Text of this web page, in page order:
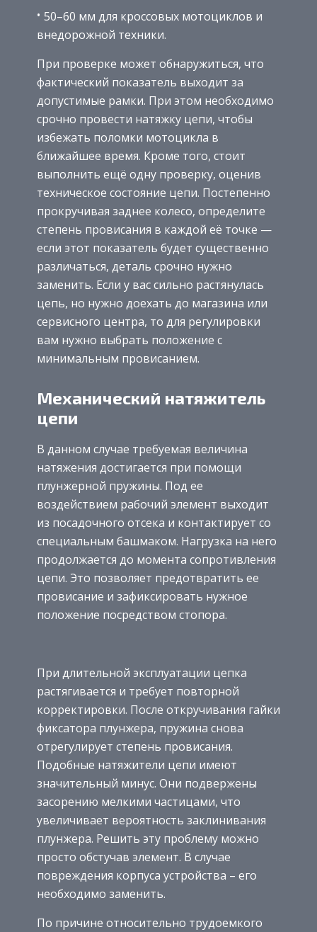
50–60 мм для кроссовых мотоциклов и
внедорожной техники.
При проверке может обнаружиться, что
фактический показатель выходит за
допустимые рамки. При этом необходимо
срочно провести натяжку цепи, чтобы
избежать поломки мотоцикла в
ближайшее время. Кроме того, стоит
выполнить ещё одну проверку, оценив
техническое состояние цепи. Постепенно
прокручивая заднее колесо, определите
степень провисания в каждой её точке —
если этот показатель будет существенно
различаться, деталь срочно нужно
заменить. Если у вас сильно растянулась
цепь, но нужно доехать до магазина или
сервисного центра, то для регулировки
вам нужно выбрать положение с
минимальным провисанием.
Механический натяжитель
цепи
В данном случае требуемая величина
натяжения достигается при помощи
плунжерной пружины. Под ее
воздействием рабочий элемент выходит
из посадочного отсека и контактирует со
специальным башмаком. Нагрузка на него
продолжается до момента сопротивления
цепи. Это позволяет предотвратить ее
провисание и зафиксировать нужное
положение посредством стопора.
При длительной эксплуатации цепка
растягивается и требует повторной
корректировки. После откручивания гайки
фиксатора плунжера, пружина снова
отрегулирует степень провисания.
Подобные натяжители цепи имеют
значительный минус. Они подвержены
засорению мелкими частицами, что
увеличивает вероятность заклинивания
плунжера. Решить эту проблему можно
просто обстучав элемент. В случае
повреждения корпуса устройства – его
необходимо заменить.
По причине относительно трудоемкого